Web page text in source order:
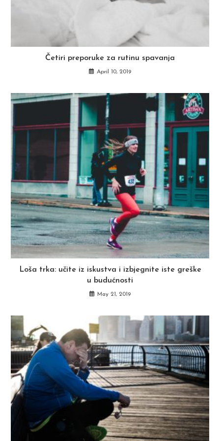
Četiri preporuke za rutinu spavanja
April 10, 2019
Loša trka: učite iz iskustva i izbjegnite iste greške
u budućnosti
May 21, 2019